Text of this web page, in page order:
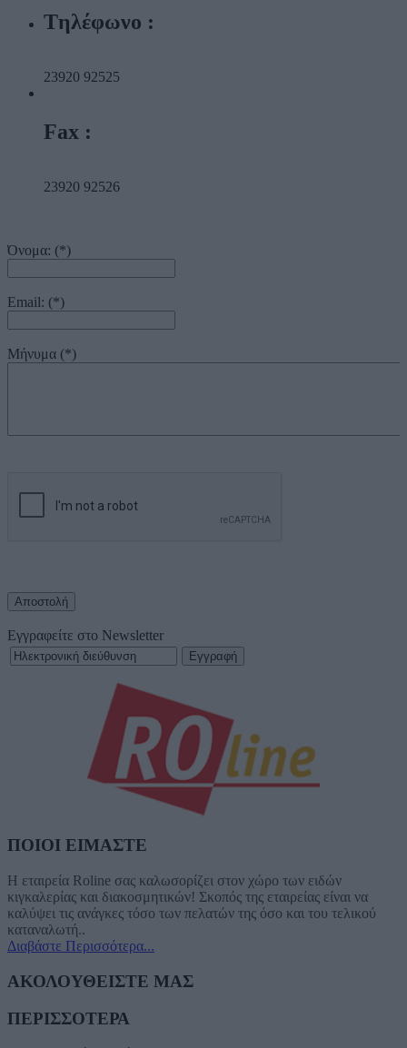
Tηλέφωνο :
23920 92525
Fax :
23920 92526
Όνομα: (*)
Email: (*)
Μήνυμα (*)
Εγγραφείτε στο Newsletter
ΠΟΙΟΙ ΕΙΜΑΣΤΕ
Η εταιρεία Roline σας καλωσορίζει στον χώρο των ειδών
κιγκαλερίας και διακοσμητικών! Σκοπός της εταιρείας είναι να
καλύψει τις ανάγκες τόσο των πελατών της όσο και του τελικού
καταναλωτή..
Διαβάστε Περισσότερα...
ΑΚΟΛΟΥΘΕΙΣΤΕ ΜΑΣ
ΠΕΡΙΣΣΟΤΕΡΑ